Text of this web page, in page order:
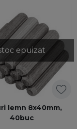
epuizat
lemn 8x40mm,
40buc